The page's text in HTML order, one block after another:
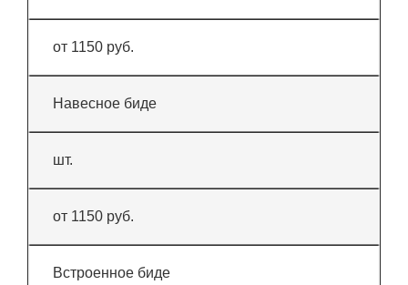
от 1150 руб.
Навесное биде
шт.
от 1150 руб.
Встроенное биде